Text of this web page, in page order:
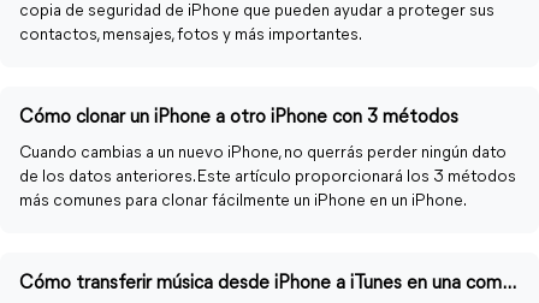
copia de seguridad de iPhone que pueden ayudar a proteger sus
contactos, mensajes, fotos y más importantes.
Cómo clonar un iPhone a otro iPhone con 3 métodos
Cuando cambias a un nuevo iPhone, no querrás perder ningún dato
de los datos anteriores. Este artículo proporcionará los 3 métodos
más comunes para clonar fácilmente un iPhone en un iPhone.
Cómo transferir música desde iPhone a iTunes en una computadora con Windows